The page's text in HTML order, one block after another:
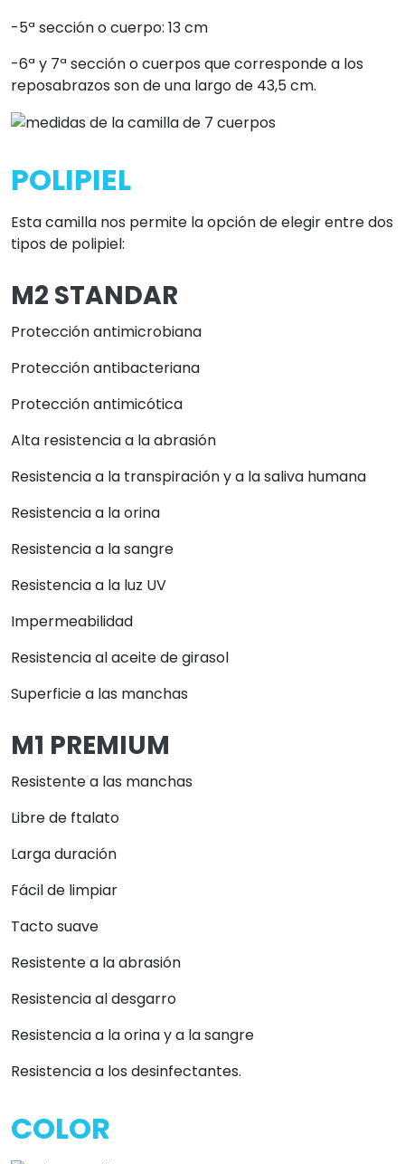
-5ª sección o cuerpo: 13 cm
-6ª y 7ª sección o cuerpos que corresponde a los
reposabrazos son de una largo de 43,5 cm.
POLIPIEL
Esta camilla nos permite la opción de elegir entre dos
tipos de polipiel:
M2 STANDAR
Protección antimicrobiana
Protección antibacteriana
Protección antimicótica
Alta resistencia a la abrasión
Resistencia a la transpiración y a la saliva humana
Resistencia a la orina
Resistencia a la sangre
Resistencia a la luz UV
Impermeabilidad
Resistencia al aceite de girasol
Superficie a las manchas
M1 PREMIUM
Resistente a las manchas
Libre de ftalato
Larga duración
Fácil de limpiar
Tacto suave
Resistente a la abrasión
Resistencia al desgarro
Resistencia a la orina y a la sangre
Resistencia a los desinfectantes.
COLOR